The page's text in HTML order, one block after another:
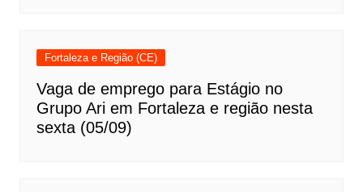
Fortaleza e Região (CE)
Vaga de emprego para Estágio no
Grupo Ari em Fortaleza e região nesta
sexta (05/09)